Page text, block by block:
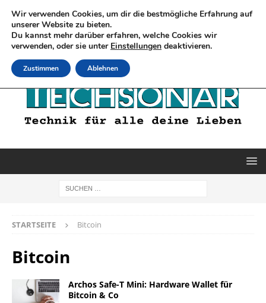
STARTSEITE Bitcoin
Bitcoin
Archos Safe-T Mini: Hardware Wallet für
Bitcoin & Co
Wir verwenden Cookies, um dir die bestmögliche Erfahrung auf
unserer Website zu bieten.
Du kannst mehr darüber erfahren, welche Cookies wir
verwenden, oder sie unter Einstellungen deaktivieren.
Zustimmen Ablehnen